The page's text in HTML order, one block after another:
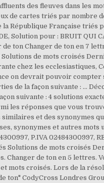
des fleuves dans les
de cartes triés par nombre
République Française triés
Solution pour : BRUIT QUI
ton Changer de ton en 7
de mots croisés
chez les ecclesiastiques,
on devrait pouvoir
de la façon suivante : …
suivante : 4 solutions
les réponses que vous
et des synonymes
synonymes et autres mots
P.IVA 02484300997,
Solutions de mots croisés
Changer de ton en 5 lettres.
mots croisés. Lors de la
ton" CodyCross Londres